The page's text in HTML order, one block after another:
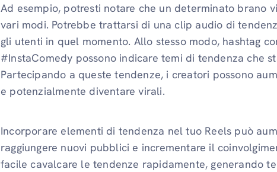
Ad esempio, potresti notare che un determinato brano
vari modi. Potrebbe trattarsi di una clip audio di
gli utenti in quel momento. Allo stesso modo, hashtag
#InstaComedy possono indicare temi di tendenza che
Partecipando a queste tendenze, i creatori possono
e potenzialmente diventare virali.
Incorporare elementi di tendenza nel tuo Reels può
raggiungere nuovi pubblici e incrementare il
facile cavalcare le tendenze rapidamente, generando